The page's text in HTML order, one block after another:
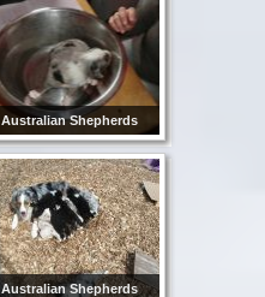
Australian Shepherds
Australian Shepherds